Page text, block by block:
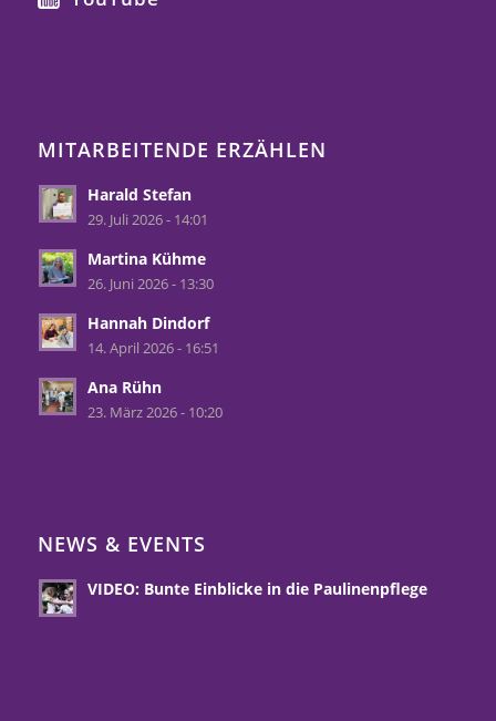
MITARBEITENDE ERZÄHLEN
Harald Stefan
29. Juli 2026 - 14:01
Martina Kühme
26. Juni 2026 - 13:30
Hannah Dindorf
14. April 2026 - 16:51
Ana Rühn
23. März 2026 - 10:20
NEWS & EVENTS
VIDEO: Bunte Einblicke in die Paulinenpflege